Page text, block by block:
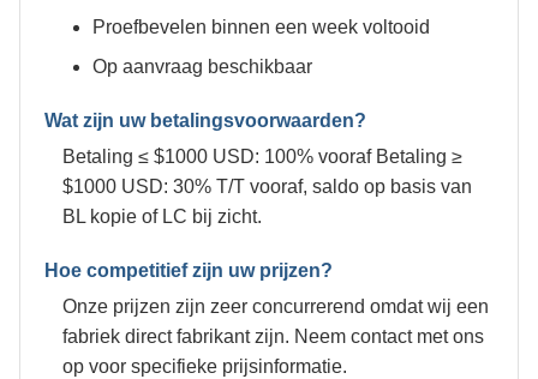
Proefbevelen binnen een week voltooid
Op aanvraag beschikbaar
Wat zijn uw betalingsvoorwaarden?
Betaling ≤ $1000 USD: 100% vooraf Betaling ≥
$1000 USD: 30% T/T vooraf, saldo op basis van
BL kopie of LC bij zicht.
Hoe competitief zijn uw prijzen?
Onze prijzen zijn zeer concurrerend omdat wij een
fabriek direct fabrikant zijn. Neem contact met ons
op voor specifieke prijsinformatie.